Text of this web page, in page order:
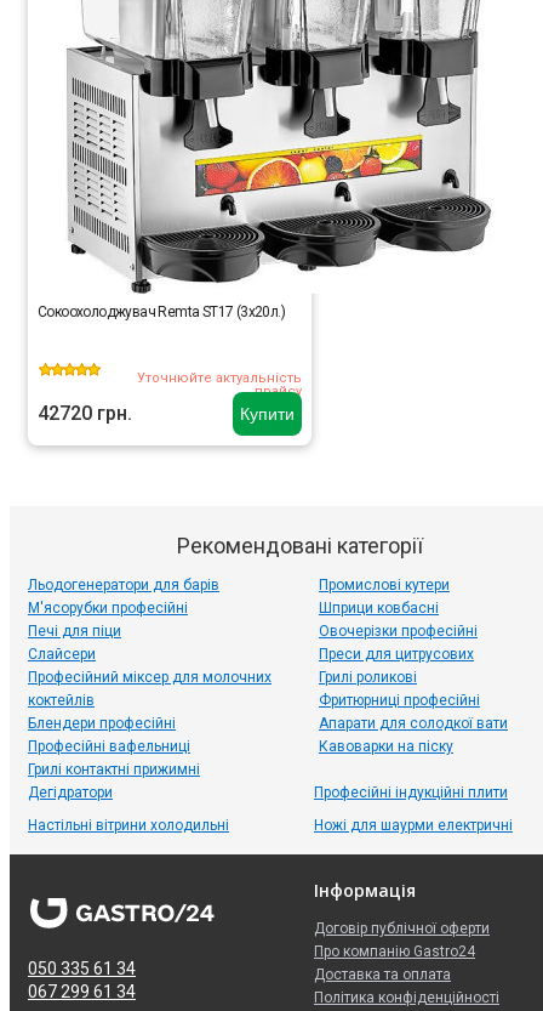
Купити
Сокоохолоджувач Remta ST17 (3х20л.)
Уточнюйте актуальність
прайсу
42720 грн.
Рекомендовані категорії
Льодогенератори для барів
М'ясорубки професійні
Печі для піци
Слайсери
Промислові кутери
Шприци ковбасні
Овочерізки професійні
Преси для цитрусових
Професійний міксер для молочних
коктейлів
Блендери професійні
Професійні вафельниці
Грилі контактні прижимні
Грилі роликові
Фритюрниці професійні
Апарати для солодкої вати
Кавоварки на піску
Дегідратори
Настільні вітрини холодильні
Професійні індукційні плити
Ножі для шаурми електричні
050 335 61 34
067 299 61 34
Інформація
Договір публічної оферти
Про компанію Gastro24
Доставка та оплата
Політика конфіденційності